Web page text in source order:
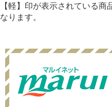
【軽】印が表示されている
なります。